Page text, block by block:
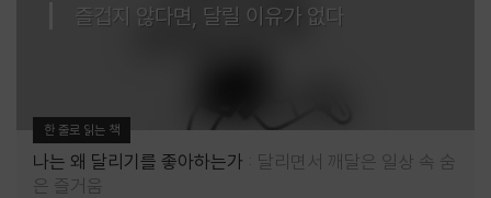
즐겁지 않다면, 달릴 이유가 없다
한 줄로 읽는 책
나는 왜 달리기를 좋아하는가
달리면서 깨달은 일상 속 숨
은 즐거움